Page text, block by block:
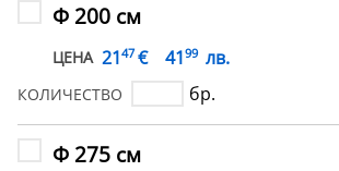
Ф 200 см
ЦЕНА 2147 € 4199 лв.
КОЛИЧЕСТВО бр.
Ф 275 см